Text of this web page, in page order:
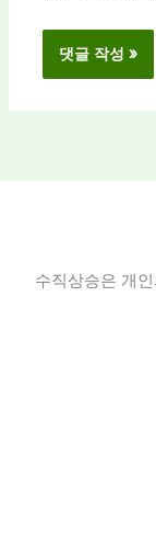
수직상승은 개